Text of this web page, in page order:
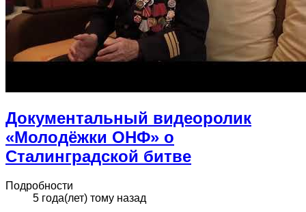
Документальный видеоролик
«Молодёжки ОНФ» о
Сталинградской битве
Подробности
5 года(лет) тому назад